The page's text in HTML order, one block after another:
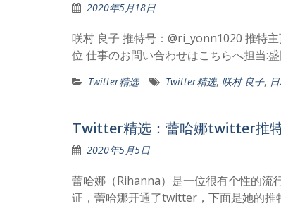
2020年5月18日
咲村 良子 推特号：@ri_yonn1020 推特
位 仕事のお問い合わせはこちらへ担当
Twitter精选 Twitter精选, 咲村 良子,
Twitter精选：蕾哈娜twitter推
2020年5月5日
蕾哈娜（Rihanna）是一位很有个性的
证，蕾哈娜开通了twitter，下面是她的